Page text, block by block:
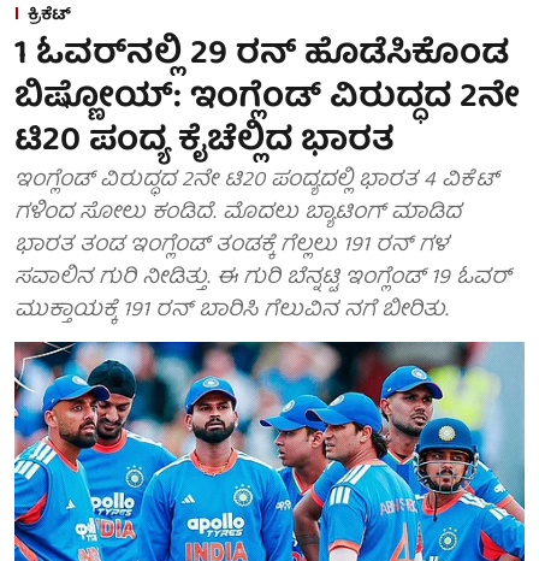
ಕ್ರಿಕೆಟ್
1 ಓವರ್‌ನಲ್ಲಿ 29 ರನ್ ಹೊಡೆಸಿಕೊಂಡ
ಬಿಷ್ಣೋಯ್: ಇಂಗ್ಲೆಂಡ್ ವಿರುದ್ಧದ 2ನೇ
ಟಿ20 ಪಂದ್ಯ ಕೈಚೆಲ್ಲಿದ ಭಾರತ
ಇಂಗ್ಲೆಂಡ್ ವಿರುದ್ಧದ 2ನೇ ಟಿ20 ಪಂದ್ಯದಲ್ಲಿ ಭಾರತ 4 ವಿಕೆಟ್
ಗಳಿಂದ ಸೋಲು ಕಂಡಿದೆ. ಮೊದಲು ಬ್ಯಾಟಿಂಗ್ ಮಾಡಿದ
ಭಾರತ ತಂಡ ಇಂಗ್ಲೆಂಡ್ ತಂಡಕ್ಕೆ ಗೆಲ್ಲಲು 191 ರನ್ ಗಳ
ಸವಾಲಿನ ಗುರಿ ನೀಡಿತ್ತು. ಈ ಗುರಿ ಬೆನ್ನಟ್ಟಿ ಇಂಗ್ಲೆಂಡ್ 19 ಓವರ್
ಮುಕ್ತಾಯಕ್ಕೆ 191 ರನ್ ಬಾರಿಸಿ ಗೆಲುವಿನ ನಗೆ ಬೀರಿತು.